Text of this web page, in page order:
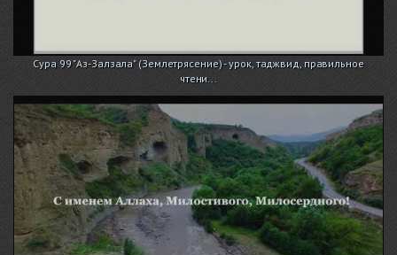
Сура 99 "Аз-Залзала" (Землетрясение) - урок, таджвид, правильное
чтени...